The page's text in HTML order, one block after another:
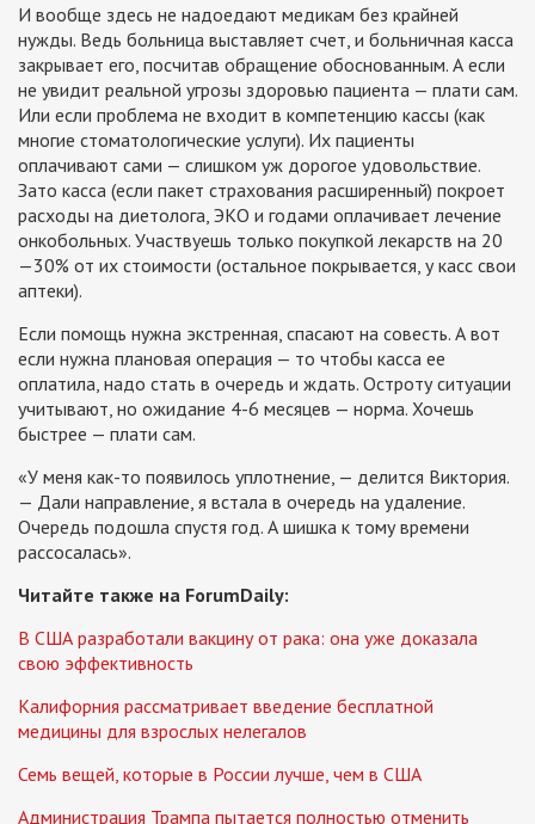
И вообще здесь не надоедают медикам без крайней
нужды. Ведь больница выставляет счет, и больничная касса
закрывает его, посчитав обращение обоснованным. А если
не увидит реальной угрозы здоровью пациента — плати сам.
Или если проблема не входит в компетенцию кассы (как
многие стоматологические услуги). Их пациенты
оплачивают сами — слишком уж дорогое удовольствие.
Зато касса (если пакет страхования расширенный) покроет
расходы на диетолога, ЭКО и годами оплачивает лечение
онкобольных. Участвуешь только покупкой лекарств на 20
—30% от их стоимости (остальное покрывается, у касс свои
аптеки).
Если помощь нужна экстренная, спасают на совесть. А вот
если нужна плановая операция — то чтобы касса ее
оплатила, надо стать в очередь и ждать. Остроту ситуации
учитывают, но ожидание 4-6 месяцев — норма. Хочешь
быстрее — плати сам.
«У меня как-то появилось уплотнение, — делится Виктория.
— Дали направление, я встала в очередь на удаление.
Очередь подошла спустя год. А шишка к тому времени
рассосалась».
Читайте также на ForumDaily:
В США разработали вакцину от рака: она уже доказала
свою эффективность
Калифорния рассматривает введение бесплатной
медицины для взрослых нелегалов
Семь вещей, которые в России лучше, чем в США
Администрация Трампа пытается полностью отменить